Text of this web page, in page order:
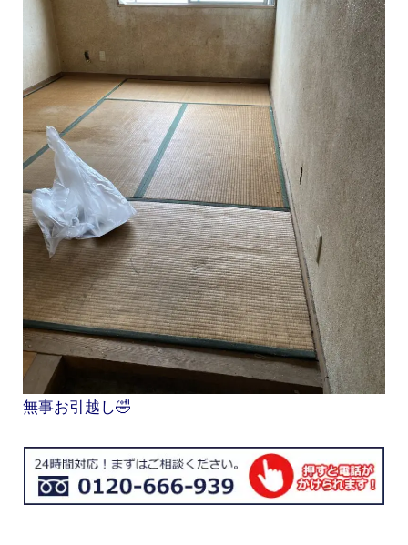
無事お引越し🤣